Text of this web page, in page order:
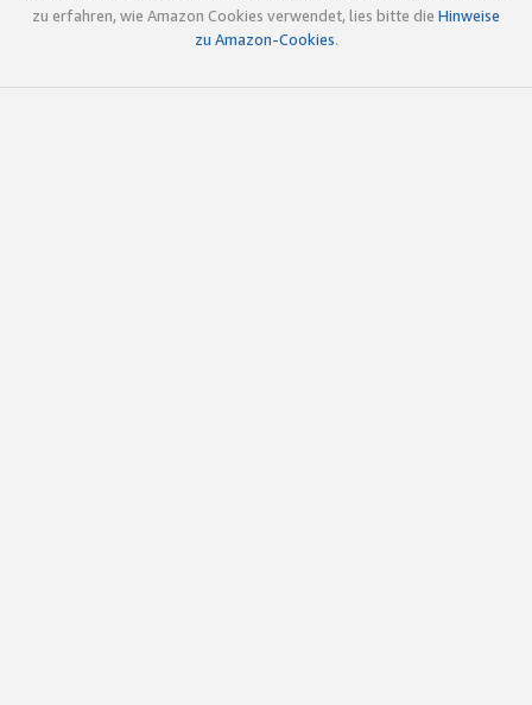
zu erfahren, wie Amazon Cookies verwendet, lies bitte die Hinweise
zu Amazon-Cookies.